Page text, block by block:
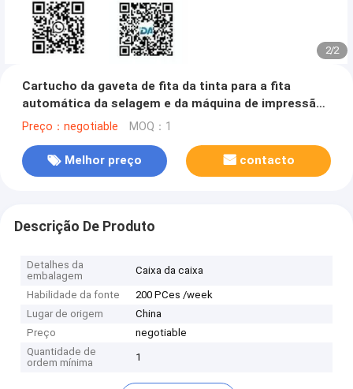
2/2
Cartucho da gaveta de fita da tinta para a fita
automática da selagem e da máquina de impressão
XH121-A 308
Preço：negotiable MOQ：1
Melhor preço contacto
Descrição De Produto
Detalhes da
embalagem
Caixa da caixa
Habilidade da fonte
200 PCes /week
Lugar de origem
China
Preço
negotiable
Quantidade de
ordem mínima
1